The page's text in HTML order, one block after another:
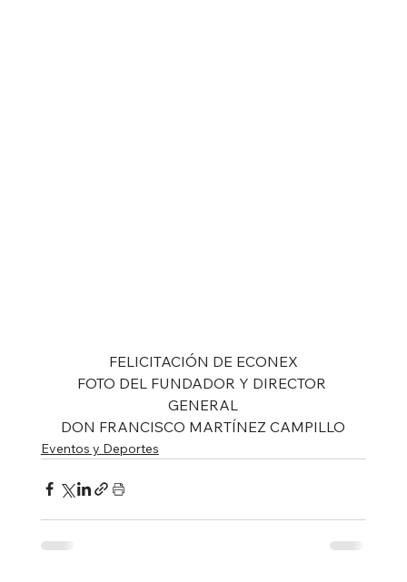
FELICITACIÓN DE ECONEX
FOTO DEL FUNDADOR Y DIRECTOR
GENERAL
DON FRANCISCO MARTÍNEZ CAMPILLO
Eventos y Deportes